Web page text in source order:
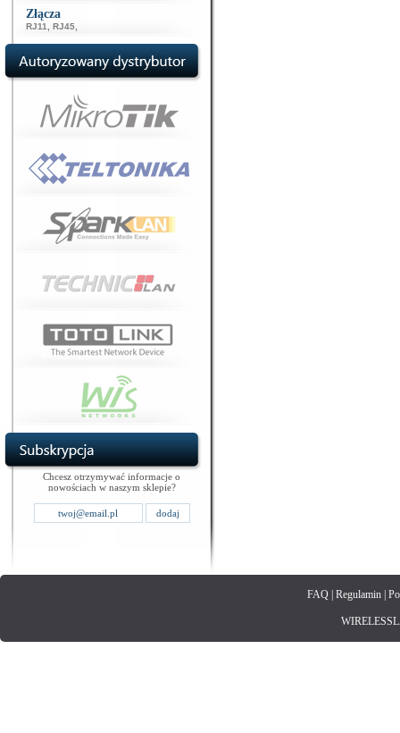
Złącza
RJ11 RJ45
Chcesz otrzymywać informacje o
nowościach w naszym sklepie?
FAQ| Regulamin|